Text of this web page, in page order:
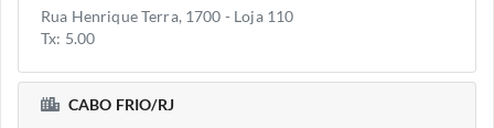
Rua Henrique Terra, 1700 - Loja 110
Tx: 5.00
CABO FRIO/RJ